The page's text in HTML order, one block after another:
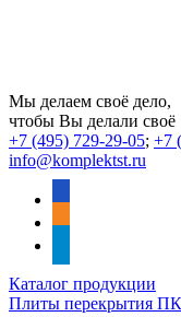
Мы делаем своё дело,
чтобы Вы делали своё
+7 (495) 729-29-05; +7
info@komplektst.ru
Каталог продукции
Плиты перекрытия ПК